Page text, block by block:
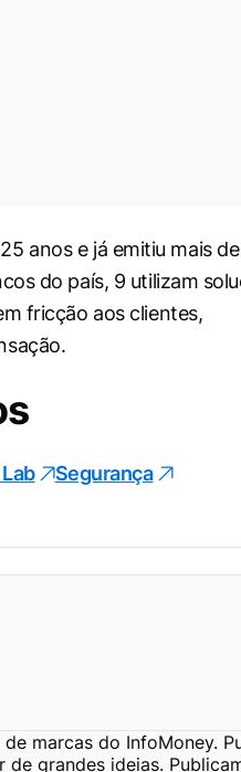
anos e já emitiu mais
do país, 9 utilizam
fricção aos clientes,
Segurança
marcas do InfoMoney.
grandes ideias.